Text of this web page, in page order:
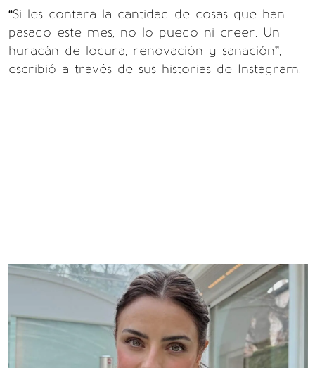
“Si les contara la cantidad de cosas que han
pasado este mes, no lo puedo ni creer. Un
huracán de locura, renovación y sanación”,
escribió a través de sus historias de Instagram.